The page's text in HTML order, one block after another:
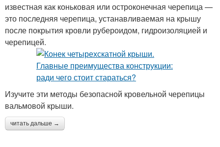
известная как коньковая или остроконечная черепица —
это последняя черепица, устанавливаемая на крышу
после покрытия кровли рубероидом, гидроизоляцией и
черепицей.
Изучите эти методы безопасной кровельной черепицы
вальмовой крыши.
читать дальше →